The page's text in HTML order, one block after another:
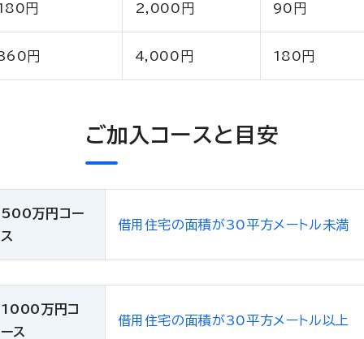
円 2,000円 90円
円 4,000円 180円
ご加入コースと目安
500万円コー
ス
借用住宅の面積が30平方メートル未満
1000万円コ
ース
借用住宅の面積が30平方メートル以上